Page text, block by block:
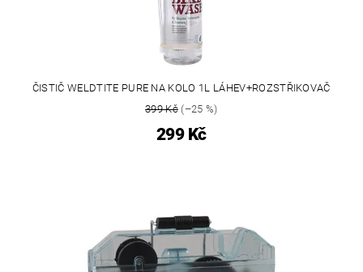
ČISTIČ WELDTITE PURE NA KOLO 1L LÁHEV+ROZSTŘIKOVAČ
399 Kč(–25 %)
299 Kč